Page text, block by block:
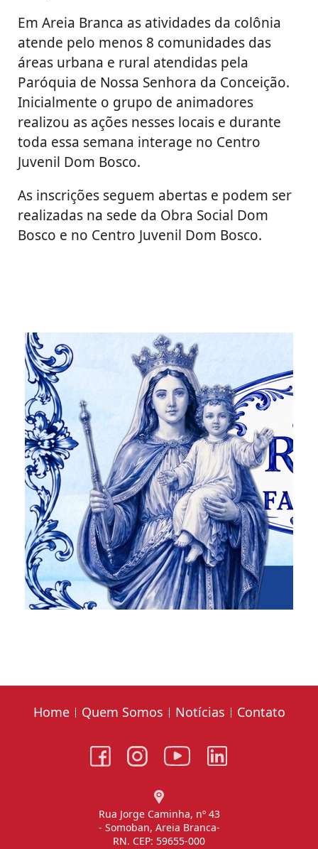
Em Areia Branca as atividades da colônia
atende pelo menos 8 comunidades das
áreas urbana e rural atendidas pela
Paróquia de Nossa Senhora da Conceição.
Inicialmente o grupo de animadores
realizou as ações nesses locais e durante
toda essa semana interage no Centro
Juvenil Dom Bosco.
As inscrições seguem abertas e podem ser
realizadas na sede da Obra Social Dom
Bosco e no Centro Juvenil Dom Bosco.
Home Quem Somos Notícias Contato
Rua Jorge Caminha, nº 43
- Somoban, Areia Branca-
RN. CEP: 59655-000